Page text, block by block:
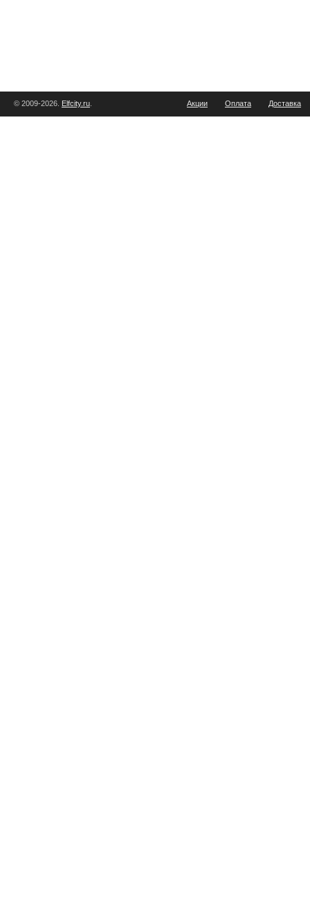
© 2009-2026. Elfcity.ru Акции Оплата Доставка